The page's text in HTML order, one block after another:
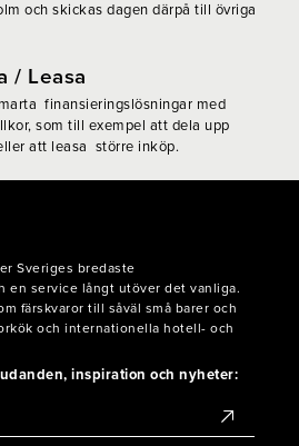
och skickas dagen därpå till övriga
/ Leasa
finansieringslösningar med
som till exempel att dela upp
att leasa större inköp.
Sveriges bredaste
en service långt utöver det vanliga.
färskvaror till såväl små barer och
och internationella hotell- och
inspiration och nyheter: